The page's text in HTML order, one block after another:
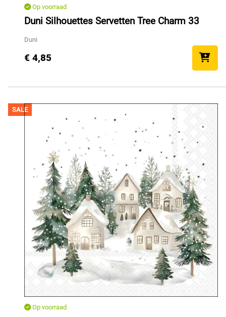
Op voorraad
Duni Silhouettes Servetten Tree Charm 33
Duni
€ 4,85
SALE
Op voorraad